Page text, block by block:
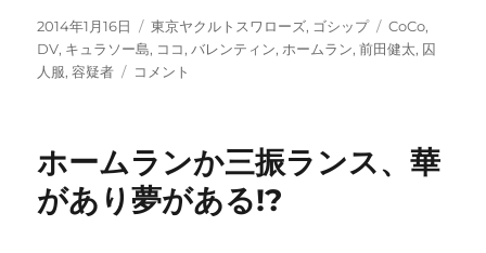
投
稿
日:
2014年1月16日
カ
テ
ゴ
東京ヤクルトスワローズ, ゴシップ
タ
グ
CoCo,
DV, キュラソー島, ココ, バレンティン, ホームラン,前田健太, 囚
人服,容疑者
バ
ィ
ン”容
疑
コメント
ホームランか三振ランス、華
があり夢がある!?